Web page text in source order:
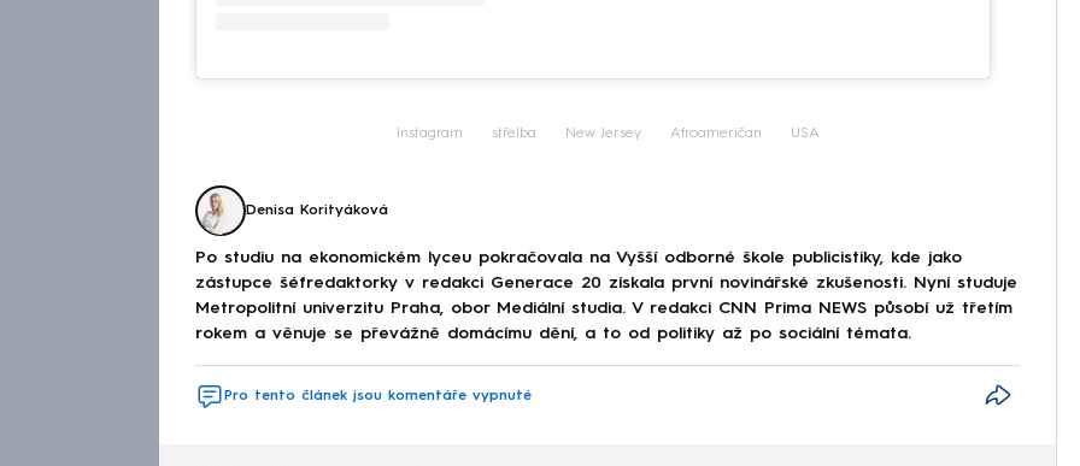
Instagram střelba New Jersey Afroameričan USA
Denisa Korityáková
Po studiu na ekonomickém lyceu pokračovala na Vyšší odborné škole publicistiky, kde jako
zástupce šéfredaktorky v redakci Generace 20 získala první novinářské zkušenosti. Nyní studuje
Metropolitní univerzitu Praha, obor Mediální studia. V redakci CNN Prima NEWS působí už třetím
rokem a věnuje se převážně domácímu dění, a to od politiky až po sociální témata.
Pro tento článek jsou komentáře vypnuté